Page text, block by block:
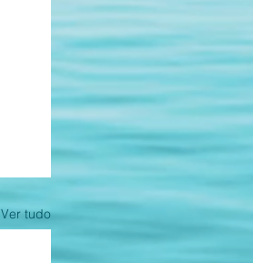
Ver tudo